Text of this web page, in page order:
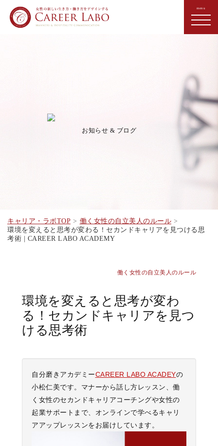
お知らせ & ブログ
キャリア・ラボTOP
働く女性の自立美人のルール
環境を変えると思考が変わる！セカンドキャリアを見つける思
考術 | CAREER LABO ACADEMY
働く女性の自立美人のルール
環境を変えると思考が変わ
る！セカンドキャリアを見つ
ける思考術
自分磨きアカデミーCAREER LABO ACADEYの
小松仁美です。マナーから話し方レッスン、働
く女性のセカンドキャリアコーチングや女性の
起業サポートまで、オンラインで学べるキャリ
アアップレッスンをお届けしています。